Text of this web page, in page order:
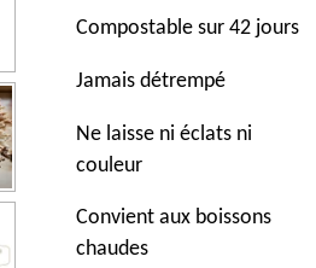
Compostable sur 42 jours
Jamais détrempé
Ne laisse ni éclats ni
couleur
Convient aux boissons
chaudes